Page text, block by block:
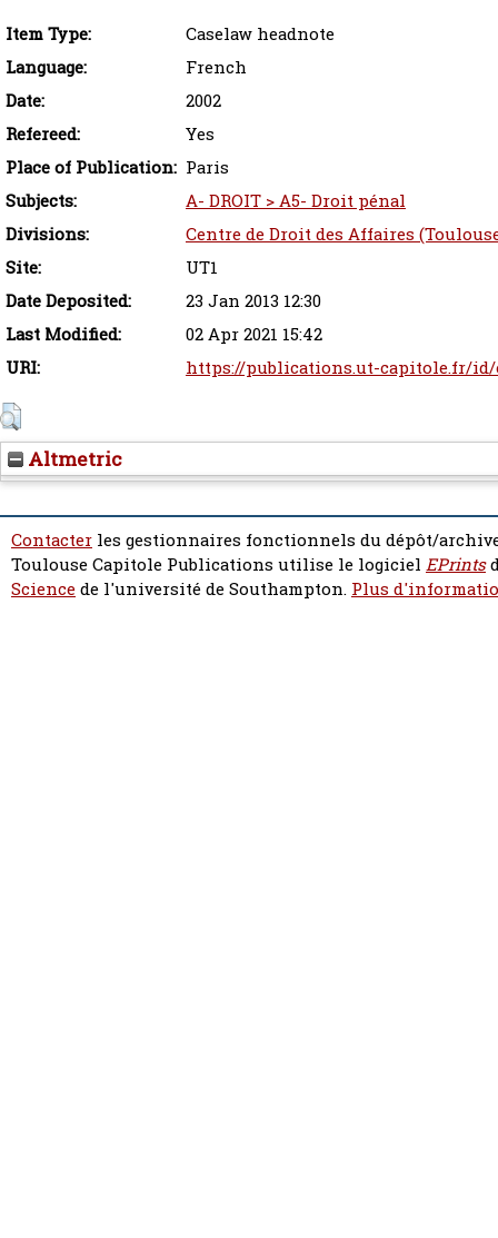
Item Type:
Caselaw headnote
Language:
French
Date:
2002
Refereed:
Yes
Place of Publication: Paris
Subjects:
A- DROIT > A5- Droit pénal
Divisions:
Centre de Droit des Affaires
Site:
UT1
Date Deposited:
23 Jan 2013 12:30
Last Modified:
02 Apr 2021 15:42
URI:
https://publications.ut-capitole.fr/
Altmetric
Contacter les gestionnaires fonctionnels du dépôt/
Toulouse Capitole Publications utilise le logiciel EPrints
Sciencede l'université de Southampton. Plus